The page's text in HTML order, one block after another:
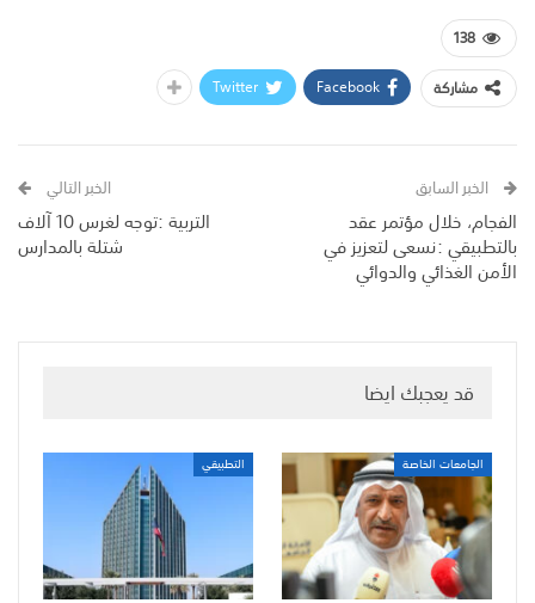
138
مشاركة
Facebook
Twitter
الخبر السابق
الفجام، خلال مؤتمر عقد
بالتطبيقي :نسعى لتعزيز في
الأمن الغذائي والدوائي
الخبر التالي
التربية :توجه لغرس 10 آلاف
شتلة بالمدارس
قد يعجبك ايضا
الجامعات الخاصة التطبيقي